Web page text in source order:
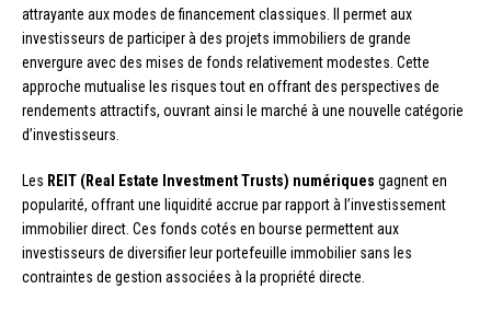
attrayante aux modes de financement classiques. Il permet aux
investisseurs de participer à des projets immobiliers de grande
envergure avec des mises de fonds relativement modestes. Cette
approche mutualise les risques tout en offrant des perspectives de
rendements attractifs, ouvrant ainsi le marché à une nouvelle catégorie
d’investisseurs.
Les REIT (Real Estate Investment Trusts) numériques gagnent en
popularité, offrant une liquidité accrue par rapport à l’investissement
immobilier direct. Ces fonds cotés en bourse permettent aux
investisseurs de diversifier leur portefeuille immobilier sans les
contraintes de gestion associées à la propriété directe.